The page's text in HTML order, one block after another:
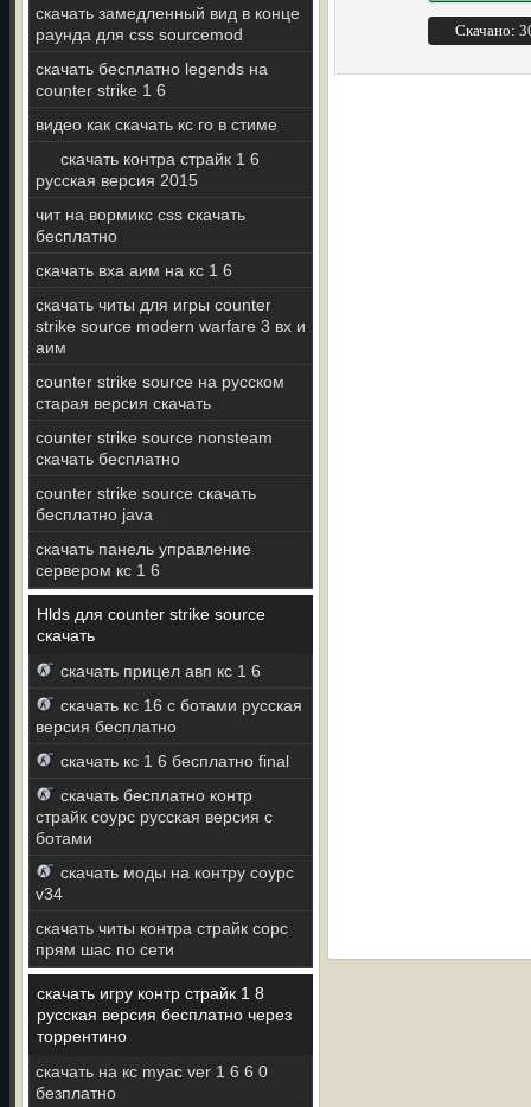
скачать замедленный вид в конце
раунда для css sourcemod
скачать бесплатно legends на
counter strike 1 6
видео как скачать кс го в стиме
скачать контра страйк 1 6
русская версия 2015
чит на вормикс css скачать
бесплатно
скачать вха аим на кс 1 6
скачать читы для игры counter
strike source modern warfare 3 вх и
аим
counter strike source на русском
старая версия скачать
counter strike source nonsteam
скачать бесплатно
counter strike source скачать
бесплатно java
скачать панель управление
сервером кс 1 6
Hlds для counter strike source
скачать
скачать прицел авп кс 1 6
скачать кс 16 с ботами русская
версия бесплатно
скачать кс 1 6 бесплатно final
скачать бесплатно контр
страйк соурс русская версия с
ботами
скачать моды на контру соурс
v34
скачать читы контра страйк сорс
прям шас по сети
скачать игру контр страйк 1 8
русская версия бесплатно через
торрентино
скачать на кс myac ver 1 6 6 0
безплатно
Скачано: